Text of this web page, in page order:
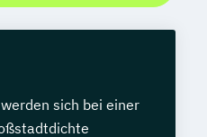
sich bei einer